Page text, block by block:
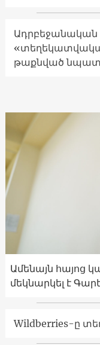
Ադրբեջանական
թաքնված
Ամենայն հայոց
մեկնարկել է
Wildberries-ը